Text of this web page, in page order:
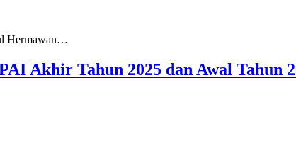
Hermawan…
Akhir Tahun 2025 dan Awal Tahun